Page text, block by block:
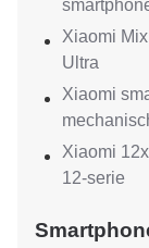
Xiaomi
Ultra
Xiaomi
Xiaomi
12-serie